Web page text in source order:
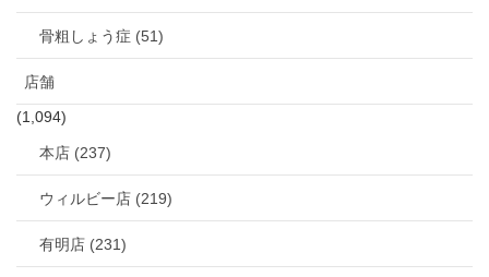
骨粗しょう症 (51)
店舗
(1,094)
本店 (237)
ウィルビー店 (219)
有明店 (231)